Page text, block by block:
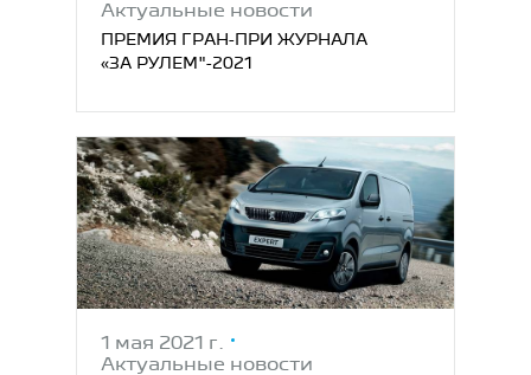
Актуальные новости
ПРЕМИЯ ГРАН-ПРИ ЖУРНАЛА
«ЗА РУЛЕМ"-2021
1 мая 2021 г.
Актуальные новости